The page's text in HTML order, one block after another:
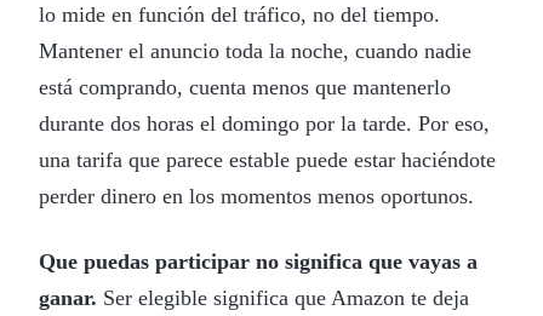
lo mide en función del tráfico, no del tiempo.
Mantener el anuncio toda la noche, cuando nadie
está comprando, cuenta menos que mantenerlo
durante dos horas el domingo por la tarde. Por eso,
una tarifa que parece estable puede estar haciéndote
perder dinero en los momentos menos oportunos.
Que puedas participar no significa que vayas a
ganar. Ser elegible significa que Amazon te deja